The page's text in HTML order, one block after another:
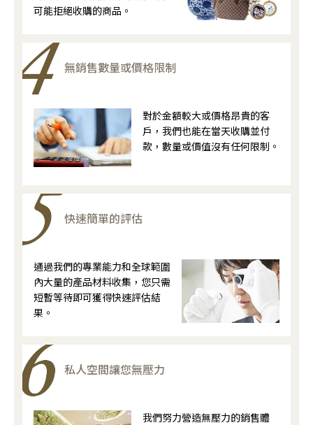
可能拒絕收購的商品。
無銷售數量或價格限制
對於金額較大或價格昂貴的客
戶，我們也能在當天收購並付
款，數量或價值沒有任何限制。
快速簡單的評估
通過我們的專業能力和全球範圍
內大量的產品材料收集，您只需
短暫等待即可獲得快速評估結
果。
私人空間讓您無壓力
我們努力營造無壓力的銷售體